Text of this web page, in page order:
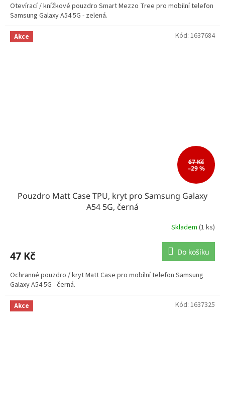
Otevírací / knížkové pouzdro Smart Mezzo Tree pro mobilní telefon
Samsung Galaxy A54 5G - zelená.
Akce
67 Kč
–29 %
Pouzdro Matt Case TPU, kryt pro Samsung Galaxy
A54 5G, černá
Skladem (1 ks)
47 Kč Do košíku
Ochranné pouzdro / kryt Matt Case pro mobilní telefon Samsung
Galaxy A54 5G - černá.
Kód: 1637684
Akce Kód: 1637325